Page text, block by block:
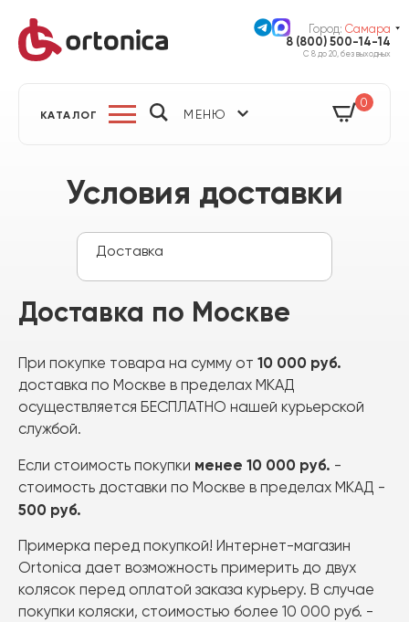
Город:Самара
8 (800) 500-14-14
С 8 до 20, без выходных
КАТАЛОГ МЕНЮ
0
Условия доставки
Оплата
Доставка
Гарантия на товар
Правила возврата
Памятка авиаперелеты
Акции
Оплата сертификатом
Доставка по Москве
При покупке товара на сумму от 10 000 руб.
доставка по Москве в пределах МКАД
осуществляется БЕСПЛАТНО нашей курьерской
службой.
Если стоимость покупки менее 10 000 руб. -
стоимость доставки по Москве в пределах МКАД -
500 руб.
Примерка перед покупкой! Интернет-магазин
Ortonica дает возможность примерить до двух
колясок перед оплатой заказа курьеру. В случае
покупки коляски, стоимостью более 10 000 руб. -